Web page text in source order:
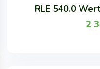
RLE 540.0
2